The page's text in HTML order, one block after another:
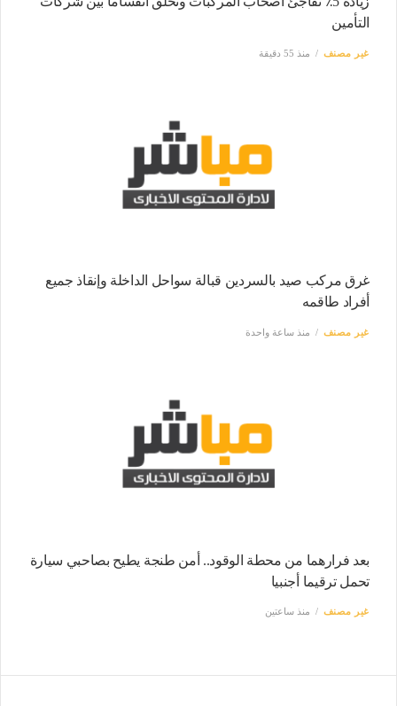
التأمين
غير مصنف منذ 55 دقيقة
غرق مركب صيد بالسردين قبالة سواحل الداخلة وإنقاذ جميع
أفراد طاقمه
غير مصنف منذ ساعة واحدة
بعد فرارهما من محطة الوقود.. أمن طنجة يطيح بصاحبي سيارة
تحمل ترقيما أجنبيا
غير مصنف منذ ساعتين